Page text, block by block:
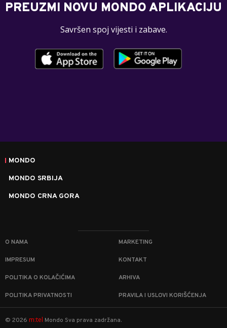
PREUZMI NOVU MONDO APLIKACIJU
Savršen spoj vijesti i zabave.
MONDO
MONDO SRBIJA
MONDO CRNA GORA
O NAMA MARKETING
IMPRESUM KONTAKT
POLITIKA O KOLAČIĆIMA ARHIVA
POLITIKA PRIVATNOSTI PRAVILA I USLOVI KORIŠĆENJA
© 2026 m:tel Mondo Sva prava zadržana.